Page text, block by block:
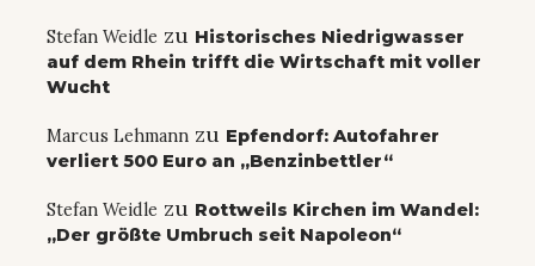
Stefan Weidle zu Historisches Niedrigwasser
auf dem Rhein trifft die Wirtschaft mit voller
Wucht
Marcus Lehmann zu Epfendorf: Autofahrer
verliert 500 Euro an „Benzinbettler“
Stefan Weidle zu Rottweils Kirchen im Wandel:
„Der größte Umbruch seit Napoleon“